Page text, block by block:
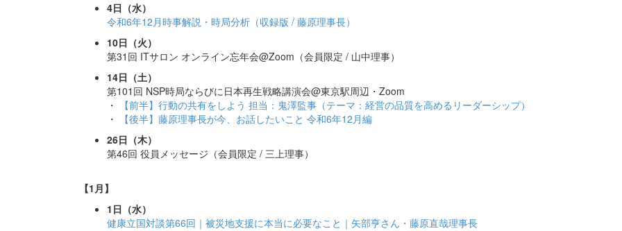
4日（水）
令和6年12月時事解説・時局分析（収録版 / 藤原理事長）
10日（火）
第31回 ITサロン オンライン忘年会@Zoom（会員限定 / 山中理事）
14日（土）
第101回 NSP時局ならびに日本再生戦略講演会@東京駅周辺・Zoom
・
【前半】行動の共有をしよう 担当：鬼澤監事（テーマ：経営の品質を高めるリーダーシップ）
・
【後半】藤原理事長が今、お話したいこと 令和6年12月編
26日（木）
第46回 役員メッセージ（会員限定 / 三上理事）
【1月】
1日（水）
健康立国対談第66回｜被災地支援に本当に必要なこと｜矢部亨さん・藤原直哉理事長